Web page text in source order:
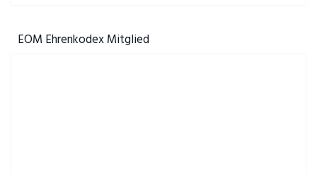
EOM Ehrenkodex Mitglied